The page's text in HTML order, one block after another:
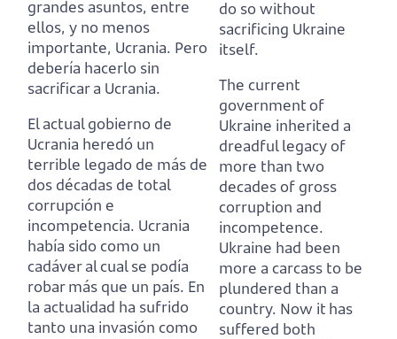
grandes asuntos, entre
ellos, y no menos
importante, Ucrania. Pero
debería hacerlo sin
sacrificar a Ucrania.
El actual gobierno de
Ucrania heredó un
terrible legado de más de
dos décadas de total
corrupción e
incompetencia. Ucrania
había sido como un
cadáver al cual se podía
robar más que un país. En
la actualidad ha sufrido
tanto una invasión como
do so without
sacrificing Ukraine
itself.
The current
government of
Ukraine inherited a
dreadful legacy of
more than two
decades of gross
corruption and
incompetence.
Ukraine had been
more a carcass to be
plundered than a
country. Now it has
suffered both